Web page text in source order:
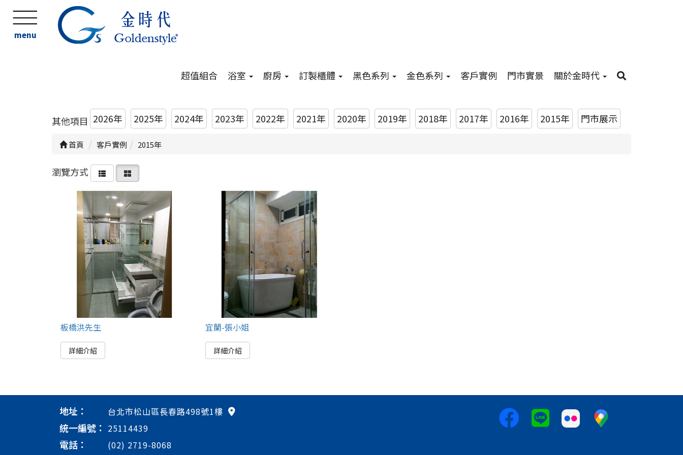
超值組合 浴室 廚房 訂製櫃體 黑色系列 金色系列 客戶實例 門市實景 關於金時代
menu
其他項目 2026年 2025年 2024年 2023年 2022年 2021年 2020年 2019年 2018年 2017年 2016年 2015年 門市展示
首頁 客戶實例 2015年
瀏覽方式
板橋洪先生
詳細介紹
宜蘭-張小姐
詳細介紹
地址： 台北市松山區長春路498號1樓
統一編號： 25114439
電話： (02) 2719-8068